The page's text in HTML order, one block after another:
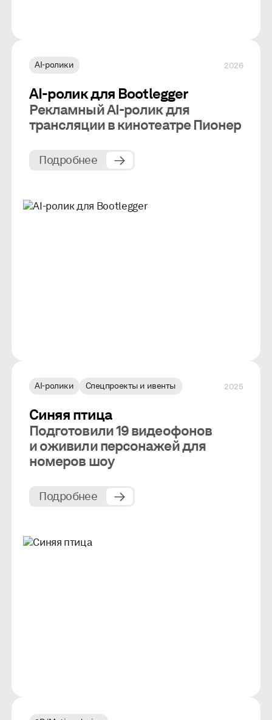
AI-ролики 2026
AI-ролик для Bootlegger
Рекламный AI-ролик для
трансляции в кинотеатре Пионер
Подробнее
AI-ролики Спецпроекты и ивенты 2025
Синяя птица
Подготовили 19 видеофонов
и оживили персонажей для
номеров шоу
Подробнее